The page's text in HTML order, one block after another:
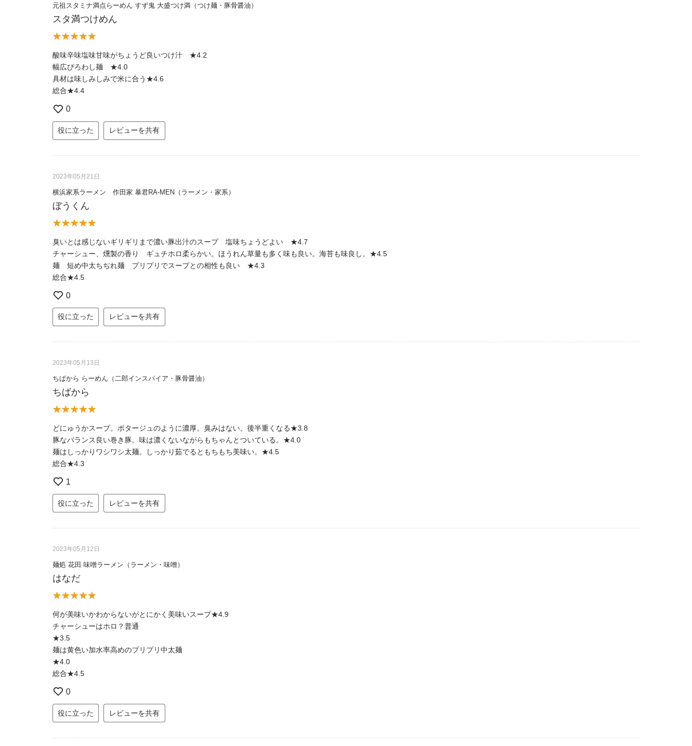
元祖スタミナ満点らーめん すず鬼 大盛つけ満（つけ麺・豚骨醤油）
スタ満つけめん
酸味辛味塩味甘味がちょうど良いつけ汁 ★4.2
幅広ぴろわし麺 ★4.0
具材は味しみしみで米に合う★4.6
総合★4.4
0
役に立った レビューを共有
2023年05月21日
横浜家系ラーメン 作田家 暴君RA-MEN（ラーメン・家系）
ぼうくん
臭いとは感じないギリギリまで濃い豚出汁のスープ 塩味ちょうどよい ★4.7
チャーシュー、燻製の香り ギュチホロ柔らかい。ほうれん草量も多く味も良い。海苔も味良し。★4.5
麺 短め中太ちぢれ麺 プリプリでスープとの相性も良い ★4.3
総合★4.5
0
役に立った レビューを共有
2023年05月13日
ちばから らーめん（二郎インスパイア・豚骨醤油）
ちばから
どにゅうかスープ。ポタージュのように濃厚。臭みはない。後半重くなる★3.8
豚なバランス良い巻き豚。味は濃くないながらもちゃんとついている。★4.0
麺はしっかりワシワシ太麺。しっかり茹でるともちもち美味い。★4.5
総合★4.3
1
役に立った レビューを共有
2023年05月12日
麺処 花田 味噌ラーメン（ラーメン・味噌）
はなだ
何が美味いかわからないがとにかく美味いスープ★4.9
チャーシューはホロ？普通
★3.5
麺は黄色い加水率高めのプリプリ中太麺
★4.0
総合★4.5
0
役に立った レビューを共有